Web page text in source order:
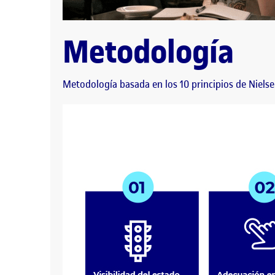
Metodología
Metodología basada en los 10 principios de